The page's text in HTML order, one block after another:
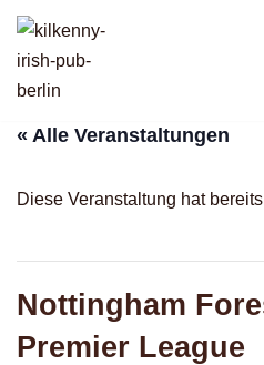
Zum
Inhalt
« Alle Veranstaltungen
Diese Veranstaltung hat
Nottingham
Premier League